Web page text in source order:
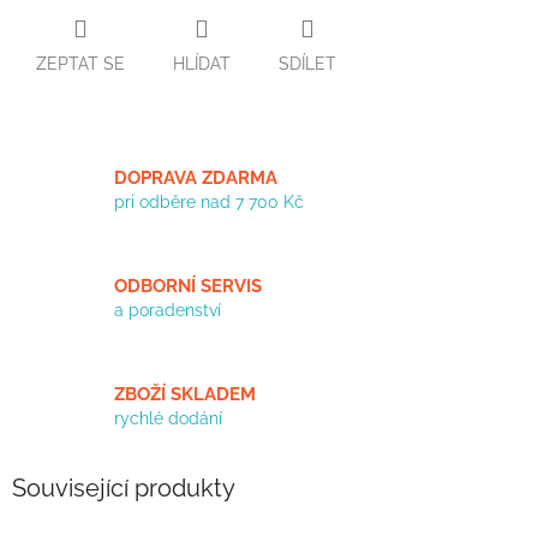
ZEPTAT SE HLÍDAT SDÍLET
DOPRAVA ZDARMA
pri odběre nad 7 700 Kč
ODBORNÍ SERVIS
a poradenství
ZBOŽÍ SKLADEM
rychlé dodání
Související produkty